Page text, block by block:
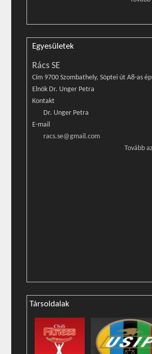
Egyesületek
Rács SE
Cím 9700 Szombathely, Söptei út A8-as
Elnök Dr. Unger Petra
Kontakt
Dr. Unger Petra
E-mail
racs.se@gmail.com
Tovább
Társoldalak